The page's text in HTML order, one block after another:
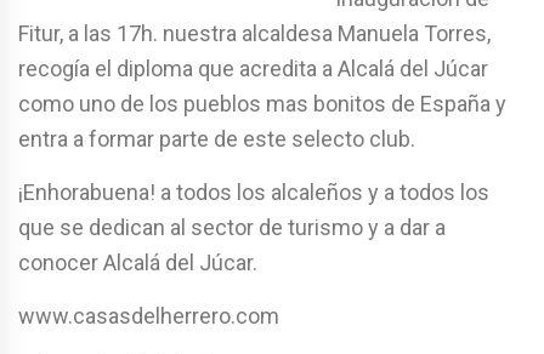
Fitur, a las 17h. nuestra alcaldesa Manuela Torres,
recogía el diploma que acredita a Alcalá del Júcar
como uno de los pueblos mas bonitos de España y
entra a formar parte de este selecto club.
¡Enhorabuena! a todos los alcaleños y a todos los
que se dedican al sector de turismo y a dar a
conocer Alcalá del Júcar.
www.casasdelherrero.com